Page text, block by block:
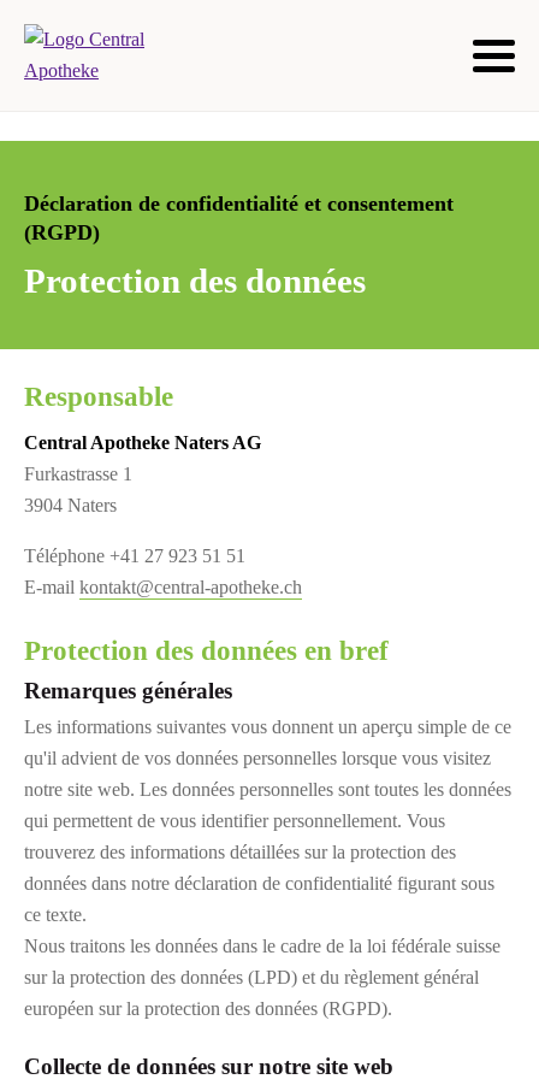
Déclaration de confidentialité et consentement
(RGPD)
Protection des données
Responsable
Central Apotheke Naters AG
Furkastrasse 1
3904 Naters
Téléphone +41 27 923 51 51
E-mail kontakt@central-apotheke.ch
Protection des données en bref
Remarques générales
Les informations suivantes vous donnent un aperçu simple de ce
qu'il advient de vos données personnelles lorsque vous visitez
notre site web. Les données personnelles sont toutes les données
qui permettent de vous identifier personnellement. Vous
trouverez des informations détaillées sur la protection des
données dans notre déclaration de confidentialité figurant sous
ce texte.
Nous traitons les données dans le cadre de la loi fédérale suisse
sur la protection des données (LPD) et du règlement général
européen sur la protection des données (RGPD).
Collecte de données sur notre site web